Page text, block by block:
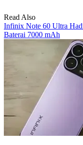
Read Also
Infinix Note 60 Ultra
Baterai 7000 mAh